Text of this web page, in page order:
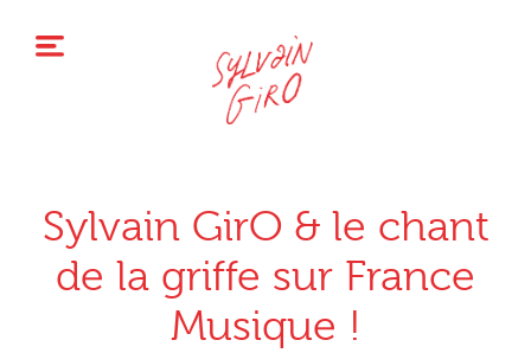
Sylvain GirO & le chant
de la griffe sur France
Musique !